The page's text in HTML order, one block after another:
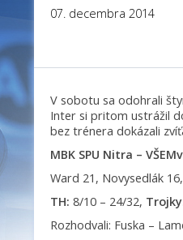
07. decembra 2014
V sobotu sa odohrali
Inter si pritom ustrážil
bez trénera dokázali
MBK SPU Nitra –
Ward 21, Novysedlák
TH: 8/10 – 24/32,
Rozhodvali: Fuska –